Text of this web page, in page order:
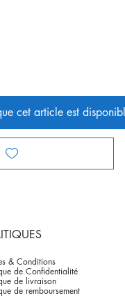
cet article est
& Conditions
de Confidentialité
de livraison
de remboursement